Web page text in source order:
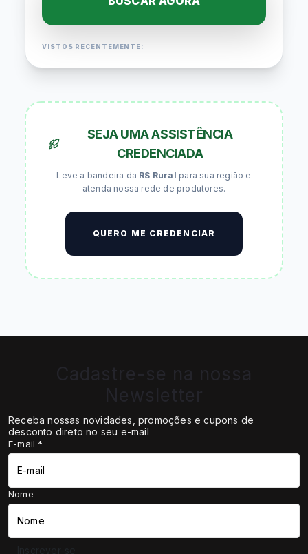
VISTOS RECENTEMENTE:
SEJA UMA ASSISTÊNCIA
CREDENCIADA
Leve a bandeira da RS Rural para sua região e
atenda nossa rede de produtores.
QUERO ME CREDENCIAR
Cadastre-se na nossa
Newsletter
Receba nossas novidades, promoções e cupons de
desconto direto no seu e-mail
E-mail *
Nome